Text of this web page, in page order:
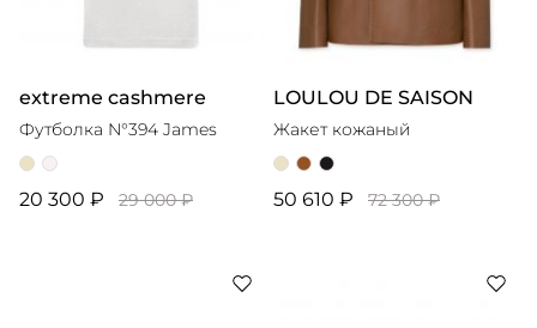
extreme cashmere
Футболка N°394 James
20 300 ₽ 29 000 ₽
LOULOU DE SAISON
Жакет кожаный
50 610 ₽ 72 300 ₽